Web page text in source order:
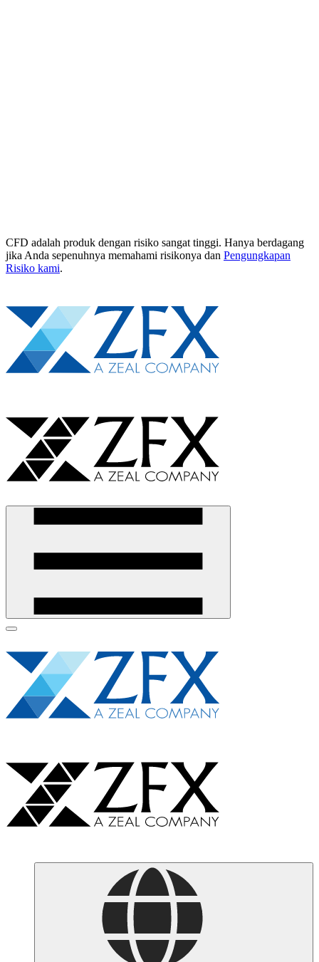
CFD adalah produk dengan risiko sangat tinggi. Hanya berdagang
jika Anda sepenuhnya memahami risikonya dan Pengungkapan
Risiko kami.